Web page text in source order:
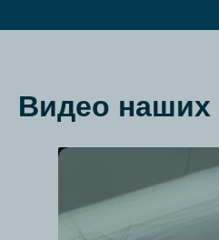
Видео наших